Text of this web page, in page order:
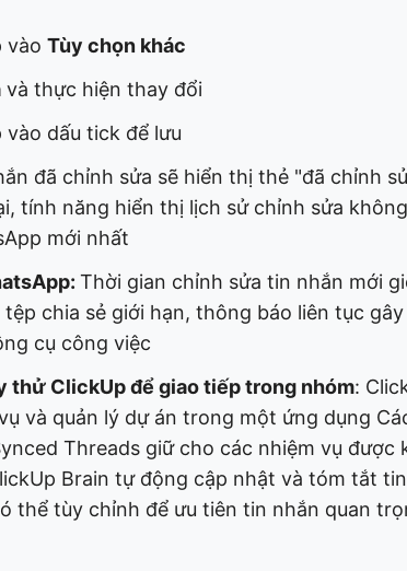
vào Tùy chọn khác
và thực hiện thay đổi
dấu tick để lưu
đã chỉnh sửa sẽ hiển thị thẻ "đã chỉnh
tính năng hiển thị lịch sử chỉnh sửa
mới nhất
Thời gian chỉnh sửa tin nhắn mới
chia sẻ giới hạn, thông báo liên tục
cụ công việc
thử ClickUp để giao tiếp trong nhóm:
và quản lý dự án trong một ứng dụng
Threads giữ cho các nhiệm vụ được
Brain tự động cập nhật và tóm tắt
thể tùy chỉnh để ưu tiên tin nhắn quan